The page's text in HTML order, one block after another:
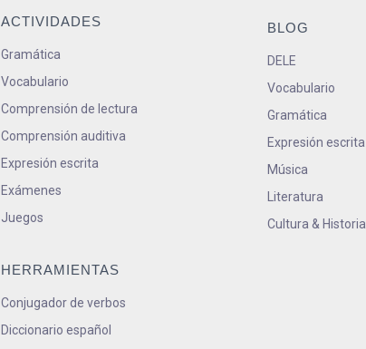
ACTIVIDADES
Gramática
Vocabulario
Comprensión de lectura
Comprensión auditiva
Expresión escrita
Exámenes
Juegos
HERRAMIENTAS
Conjugador de verbos
Diccionario español
BLOG
DELE
Vocabulario
Gramática
Expresión escrita
Música
Literatura
Cultura & Historia